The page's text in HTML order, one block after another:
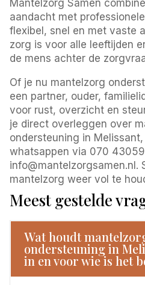
Mantelzorg Samen
aandacht met
flexibel, snel en met vaste
zorg is voor alle leeftijden
de mens achter de
Of je nu mantelzorg
een partner, ouder,
voor rust, overzicht en
je direct overleggen over
ondersteuning in
whatsappen via 070
info@mantelzorgsamen.nl.
mantelzorg weer vol te
Meest gestelde
Wat houdt
ondersteuning in
in en voor wie is het